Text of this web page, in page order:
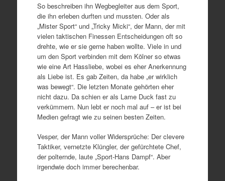
So beschreiben ihn Wegbegleiter aus dem Sport,
die ihn erleben durften und mussten. Oder als
„Mister Sport“ und „Tricky Micki“, der Mann, der mit
vielen taktischen Finessen Entscheidungen oft so
drehte, wie er sie gerne haben wollte. Viele in und
um den Sport verbinden mit dem Kölner so etwas
wie eine Art Hassliebe, wobei es eher Anerkennung
als Liebe ist. Es gab Zeiten, da habe „er wirklich
was bewegt“. Die letzten Monate gehörten eher
nicht dazu. Da schien er als Lame Duck fast zu
verkümmern. Nun lebt er noch mal auf – er ist bei
Medien gefragt wie zu seinen besten Zeiten.
Vesper, der Mann voller Widersprüche: Der clevere
Taktiker, vernetzte Klüngler, der gefürchtete Chef,
der polternde, laute „Sport-Hans Dampf“. Aber
irgendwie doch immer berechenbar.